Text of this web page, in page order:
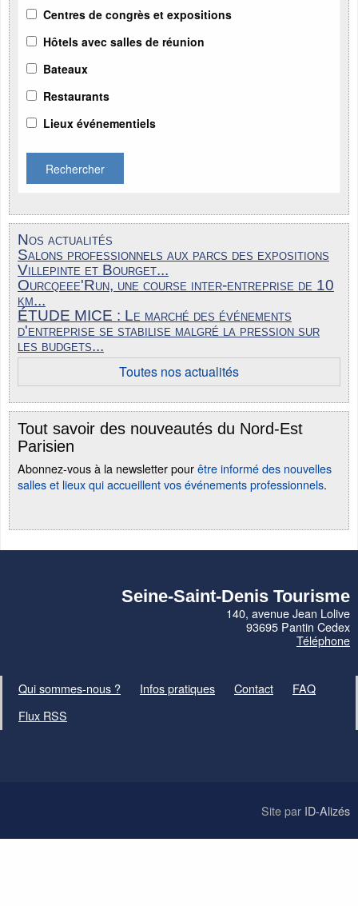
Centres de congrès et expositions
Hôtels avec salles de réunion
Bateaux
Restaurants
Lieux événementiels
Rechercher
Nos actualités
Salons professionnels aux parcs des expositions
Villepinte et Bourget...
Ourcqeee'Run, une course inter-entreprise de 10
km...
ÉTUDE MICE : Le marché des événements
d'entreprise se stabilise malgré la pression sur
les budgets...
Toutes nos actualités
Tout savoir des nouveautés du Nord-Est
Parisien
Abonnez-vous à la newsletter pourêtre informé des nouvelles
salles et lieux qui accueillent vos événements professionnels.
Seine-Saint-Denis Tourisme
140, avenue Jean Lolive
93695 Pantin Cedex
Téléphone
Qui sommes-nous ? Infos pratiques Contact
FAQ
Flux RSS
Site par ID-Alizés